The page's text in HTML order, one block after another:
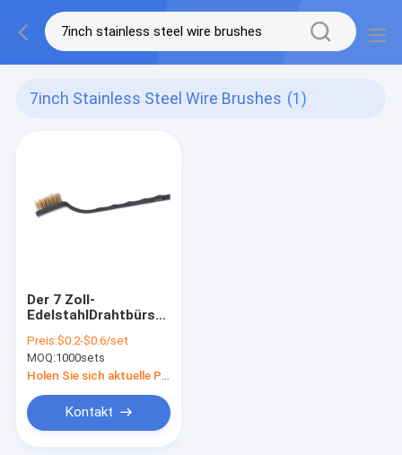
7inch Stainless Steel Wire Brushes (1)
Der 7 Zoll-
EdelstahlDrahtbürste
Bristle Toothbrush
Preis:$0.2-$0.6/set
MOQ:1000sets
Kontakt